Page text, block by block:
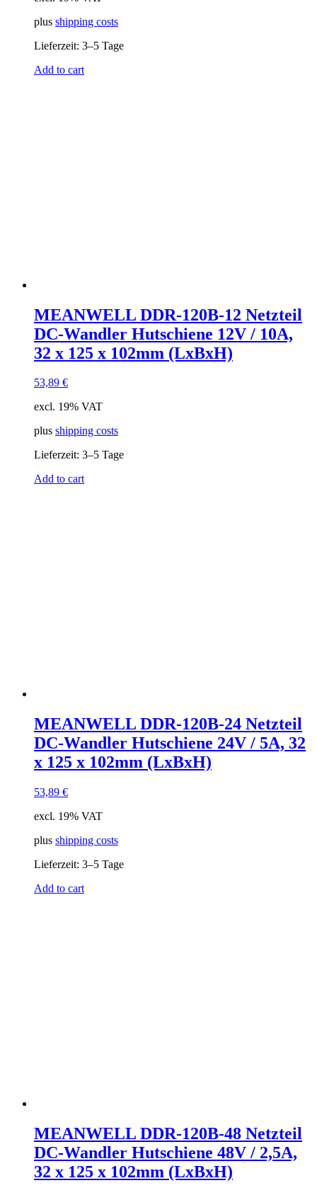
plus shipping costs
Lieferzeit: 3–5 Tage
Add to cart
MEANWELL DDR-120B-12 Netzteil
DC-Wandler Hutschiene 12V / 10A,
32 x 125 x 102mm (LxBxH)
53,89 €
excl. 19% VAT
plus shipping costs
Lieferzeit: 3–5 Tage
Add to cart
MEANWELL DDR-120B-24 Netzteil
DC-Wandler Hutschiene 24V / 5A, 32
x 125 x 102mm (LxBxH)
53,89 €
excl. 19% VAT
plus shipping costs
Lieferzeit: 3–5 Tage
Add to cart
MEANWELL DDR-120B-48 Netzteil
DC-Wandler Hutschiene 48V / 2,5A,
32 x 125 x 102mm (LxBxH)